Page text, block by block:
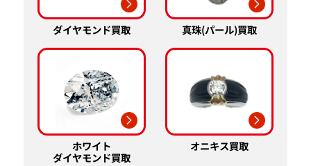
ダイヤモンド買取 真珠(パール)買取
ホワイト
ダイヤモンド買取
オニキス買取